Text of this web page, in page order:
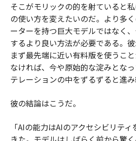
そこがモリックの的を射ていると
の使い方を変えたいのだ。より多
ーターを持つ巨大モデルではなく
するより良い方法が必要である。彼
まず最先端に近い有料版を使うこ
なければ、今や原始的な淀みとな
テレーションの中をずるずると進み
彼の結論はこうだ。
「AIの能力はAIのアクセシビリテ